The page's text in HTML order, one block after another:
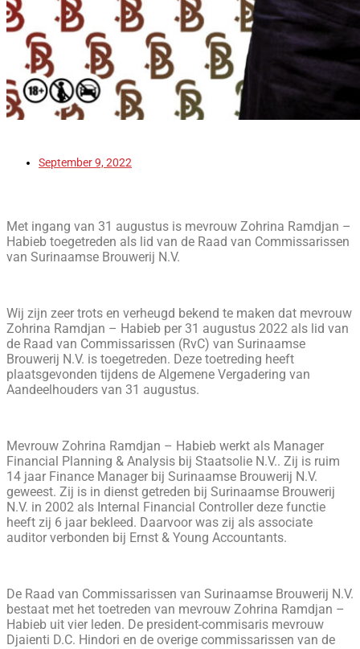
September 9, 2022
Met ingang van 31 augustus is mevrouw Zohrina Ramdjan –
Habieb toegetreden als lid van de Raad van Commissarissen
van Surinaamse Brouwerij N.V.
Wij zijn zeer trots en verheugd bekend te maken dat mevrouw
Zohrina Ramdjan – Habieb per 31 augustus 2022 als lid van
de Raad van Commissarissen (RvC) van Surinaamse
Brouwerij N.V. is toegetreden. Deze toetreding heeft
plaatsgevonden tijdens de Algemene Vergadering van
Aandeelhouders van 31 augustus.
Mevrouw Zohrina Ramdjan – Habieb werkt als Manager
Financial Planning & Analysis bij Staatsolie N.V.. Zij is ruim
14 jaar Finance Manager bij Surinaamse Brouwerij N.V.
geweest. Zij is in dienst getreden bij Surinaamse Brouwerij
N.V. in 2002 als Internal Financial Controller deze functie
heeft zij 6 jaar bekleed. Daarvoor was zij als associate
auditor verbonden bij Ernst & Young Accountants.
De Raad van Commissarissen van Surinaamse Brouwerij N.V.
bestaat met het toetreden van mevrouw Zohrina Ramdjan –
Habieb uit vier leden. De president-commisaris mevrouw
Djaienti D.C. Hindori en de overige commissarissen van de